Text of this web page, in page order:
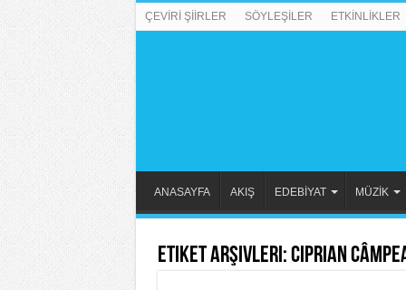
ÇEVİRİ ŞİİRLER SÖYLEŞİLER ETKİNLİKLER
ANASAYFA AKIŞ EDEBİYAT MÜZİK
Etiket Arşivleri:Ciprian